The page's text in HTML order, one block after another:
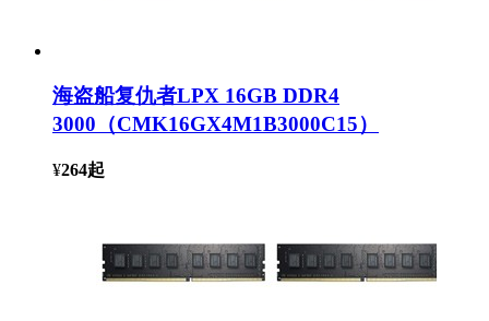
海盗船复仇者LPX 16GB DDR4
3000（CMK16GX4M1B3000C15）
¥264起